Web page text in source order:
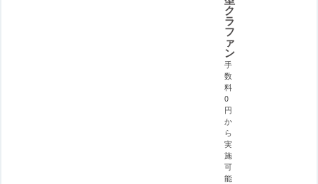
ク
ラ
フ
ァ
ン
手
数
料
0
円
か
ら
実
施
可
能